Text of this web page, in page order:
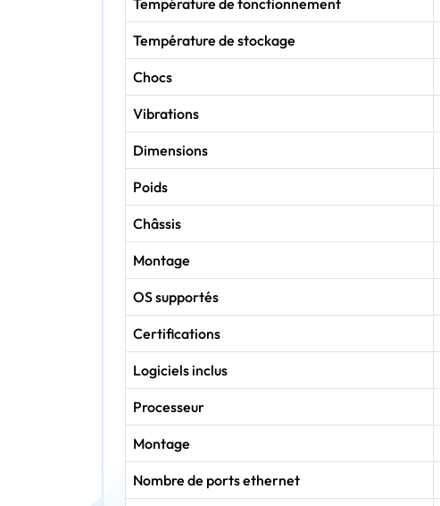
Température de fonctionnement
Température de stockage
Chocs
Vibrations
Dimensions
Poids
Châssis
Montage
OS supportés
Certifications
Logiciels inclus
Processeur
Montage
Nombre de ports ethernet